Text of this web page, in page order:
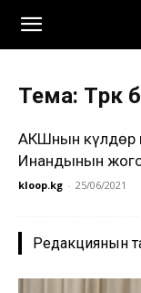
Тема: Түрк
АКШнын Өкүлдөр
Инандынын
kloop.kg - 25/06/2021
Редакциянын